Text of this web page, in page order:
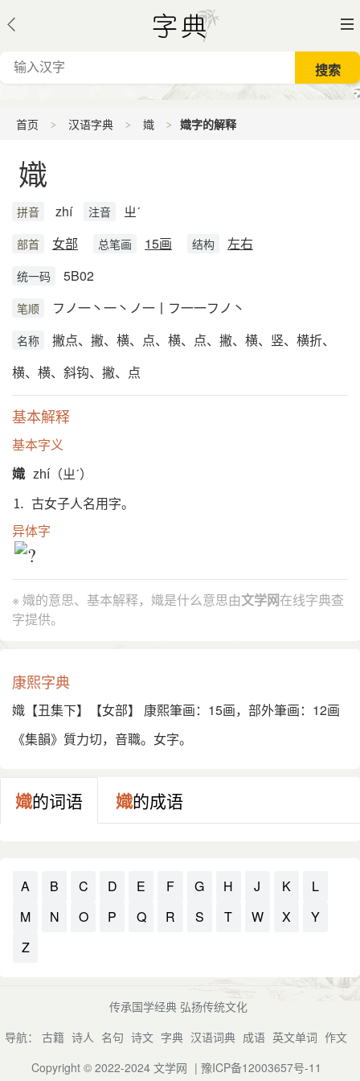
首页 汉语字典 嬂 嬂字的解释
嬂
拼音 zhí 注音 ㄓˊ
部首 女部 总笔画 15画 结构 左右
统一码 5B02
笔顺 フノ一丶一丶ノ一丨フ一一フノ丶
名称
撇点、撇、横、点、横、点、撇、横、竖、横折、
横、横、斜钩、撇、点
基本解释
基本字义
嬂
zhí（ㄓˊ）
⒈ 古女子人名用字。
异体字
※ 嬂的意思、基本解释，嬂是什么意思由文学网在线字典查
字提供。
康熙字典
嬂【丑集下】【女部】 康熙筆画：15画，部外筆画：12画
《集韻》質力切，音職。女字。
嬂的词语 嬂的成语
A B C D E F G H J K
L
M
N O P Q R S T W X
Y
Z
传承国学经典 弘扬传统文化
导航： 古籍 诗人 名句 诗文 字典 汉语词典 成语 英文单词 作文
Copyright © 2022-2024 文学网 | 豫ICP备12003657号-11